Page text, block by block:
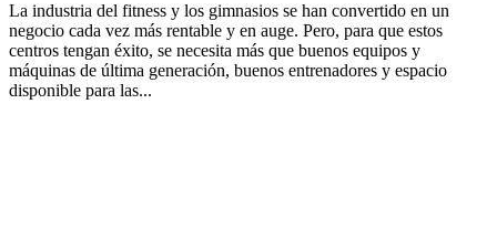
La industria del fitness y los gimnasios se han convertido en un
negocio cada vez más rentable y en auge. Pero, para que estos
centros tengan éxito, se necesita más que buenos equipos y
máquinas de última generación, buenos entrenadores y espacio
disponible para las...